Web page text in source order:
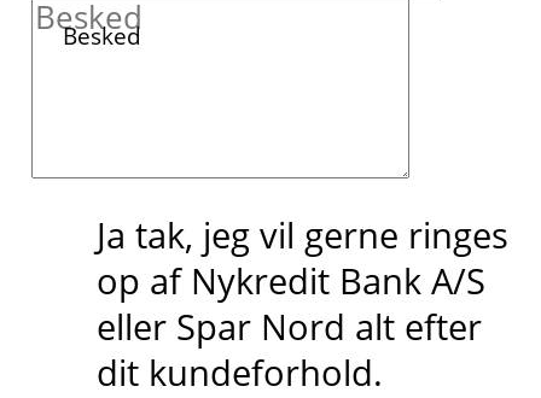
Besked
Ja tak, jeg vil gerne ringes
op af Nykredit Bank A/S
eller Spar Nord alt efter
dit kundeforhold.